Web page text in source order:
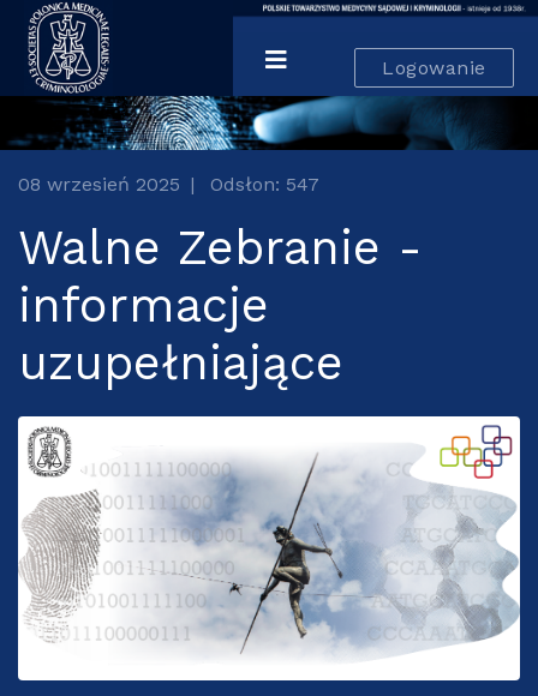
Logowanie
08 wrzesień 2025 Odsłon: 547
Walne Zebranie -
informacje
uzupełniające